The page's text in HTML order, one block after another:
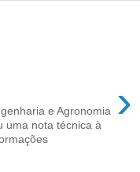
›
e Agronomia
uma nota técnica à